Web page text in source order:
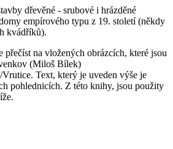
dřevěné - srubové i hrázděné
empírového typu z 19. století (někdy
kvádříků).
přečíst na vložených obrázcích, které jsou
(Miloš Bílek)
Text, který je uveden výše je
pohlednicích. Z této knihy, jsou použity